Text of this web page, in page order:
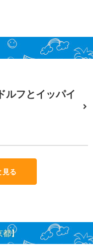
ルフとイッパイ
見る
都】